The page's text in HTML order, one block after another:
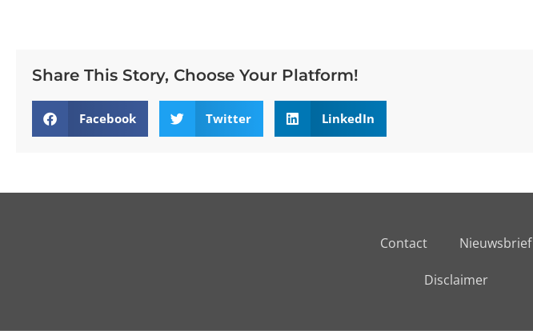
Share This Story, Choose Your Platform!
Facebook Twitter LinkedIn
Contact Nieuwsbrief
Disclaimer